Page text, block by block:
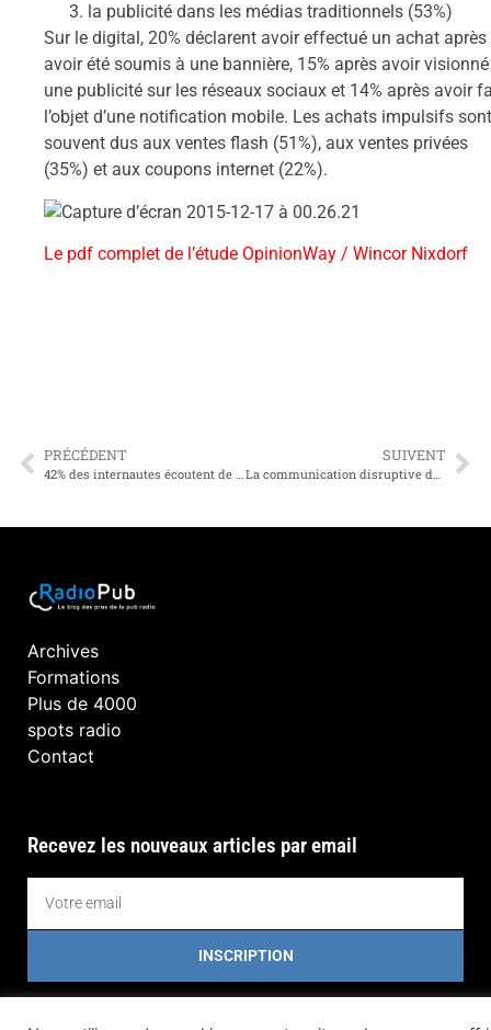
la publicité dans les médias traditionnels (53%)
Sur le digital, 20% déclarent avoir effectué un achat après
avoir été soumis à une bannière, 15% après avoir visionné
une publicité sur les réseaux sociaux et 14% après avoir
l’objet d’une notification mobile. Les achats impulsifs sont
souvent dus aux ventes flash (51%), aux ventes privées
(35%) et aux coupons internet (22%).
Le pdf complet de l’étude OpinionWay / Wincor Nixdorf
PRÉCÉDENT SUIVENT
Archives
Formations
Plus de 4000
spots radio
Contact
Recevez les nouveaux articles par email
INSCRIPTION